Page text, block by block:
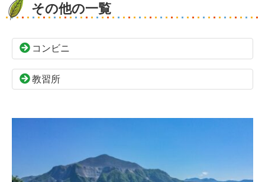
その他の一覧
コンビニ
教習所